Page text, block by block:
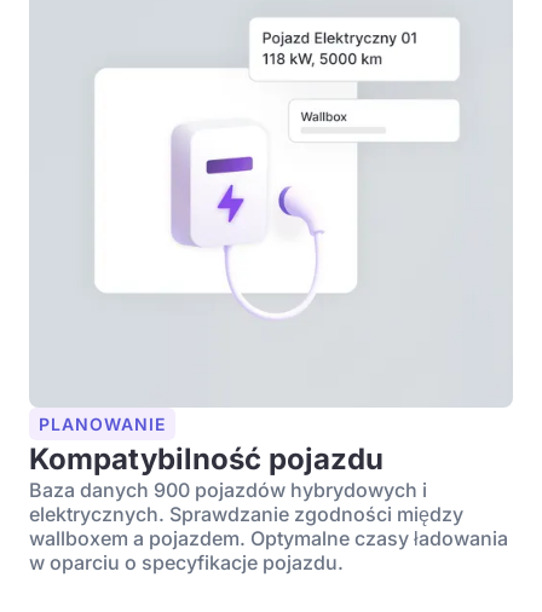
PLANOWANIE
Kompatybilność pojazdu
Baza danych 900 pojazdów hybrydowych i
elektrycznych. Sprawdzanie zgodności między
wallboxem a pojazdem. Optymalne czasy ładowania
w oparciu o specyfikacje pojazdu.